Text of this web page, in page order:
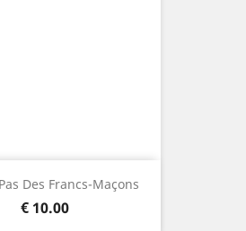
Des Francs-Maçons
السعر
10.00 €